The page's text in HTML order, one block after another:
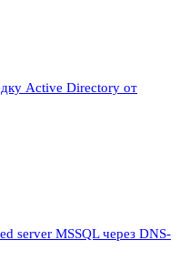
Active Directory от
server MSSQL через DNS-